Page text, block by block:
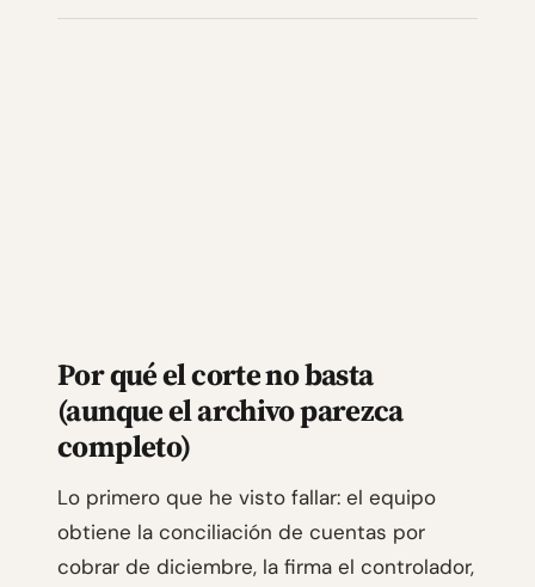
Por qué el corte no basta
(aunque el archivo parezca
completo)
Lo primero que he visto fallar: el equipo
obtiene la conciliación de cuentas por
cobrar de diciembre, la firma el controlador,